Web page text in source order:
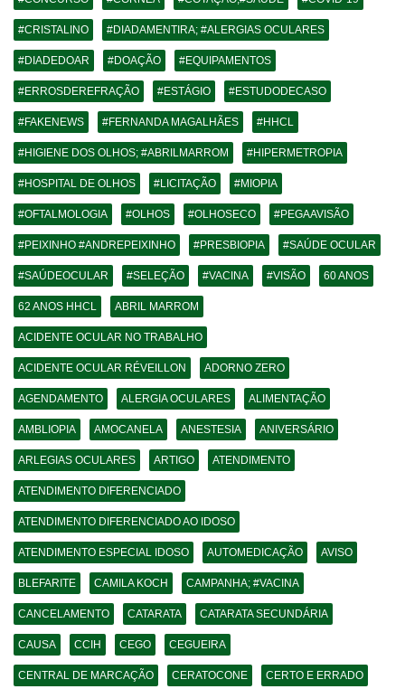
#CRISTALINO #DIADAMENTIRA; #ALERGIAS OCULARES
#DIADEDOAR #DOAÇÃO #EQUIPAMENTOS
#ERROSDEREFRAÇÃO #ESTÁGIO #ESTUDODECASO
#FAKENEWS #FERNANDA MAGALHÃES #HHCL
#HIGIENE DOS OLHOS; #ABRILMARROM #HIPERMETROPIA
#HOSPITAL DE OLHOS #LICITAÇÃO #MIOPIA
#OFTALMOLOGIA #OLHOS #OLHOSECO #PEGAAVISÃO
#PEIXINHO #ANDREPEIXINHO #PRESBIOPIA #SAÚDE OCULAR
#SAÚDEOCULAR #SELEÇÃO #VACINA #VISÃO 60 ANOS
62 ANOS HHCL ABRIL MARROM
ACIDENTE OCULAR NO TRABALHO
ACIDENTE OCULAR RÉVEILLON ADORNO ZERO
AGENDAMENTO ALERGIA OCULARES ALIMENTAÇÃO
AMBLIOPIA AMOCANELA ANESTESIA ANIVERSÁRIO
ARLEGIAS OCULARES ARTIGO ATENDIMENTO
ATENDIMENTO DIFERENCIADO
ATENDIMENTO DIFERENCIADO AO IDOSO
ATENDIMENTO ESPECIAL IDOSO AUTOMEDICAÇÃO AVISO
BLEFARITE CAMILA KOCH CAMPANHA; #VACINA
CANCELAMENTO CATARATA CATARATA SECUNDÁRIA
CAUSA CCIH CEGO CEGUEIRA
CENTRAL DE MARCAÇÃO CERATOCONE CERTO E ERRADO